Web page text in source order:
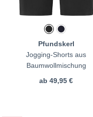
Pfundskerl
Jogging-Shorts aus
Baumwollmischung
ab 49,95 €